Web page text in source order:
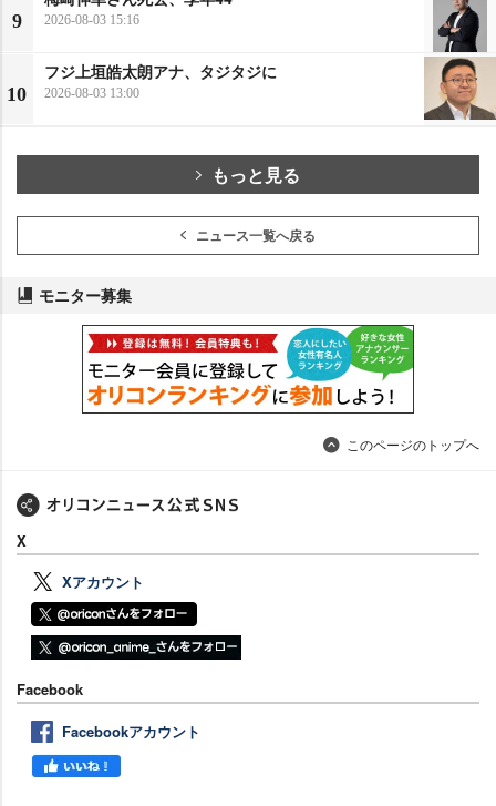
9 2026-08-03 15:16
10
フジ上垣皓太朗アナ、タジタジに
2026-08-03 13:00
もっと見る
ニュース一覧へ戻る
モニター募集
このページのトップへ
X
Xアカウント
Facebook
Facebookアカウント